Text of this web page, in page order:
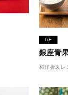
6F
銀座青
和洋折衷レ